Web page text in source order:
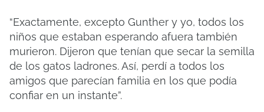
“Exactamente, excepto Gunther y yo, todos los
niños que estaban esperando afuera también
murieron. Dijeron que tenían que secar la semilla
de los gatos ladrones. Así, perdí a todos los
amigos que parecían familia en los que podía
confiar en un instante”.